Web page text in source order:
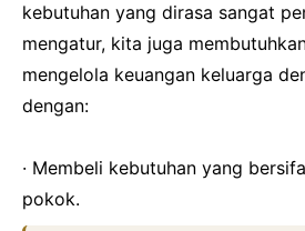
kebutuhan yang dirasa sangat
mengatur, kita juga
mengelola keuangan keluarga
dengan:
· Membeli kebutuhan yang
pokok.